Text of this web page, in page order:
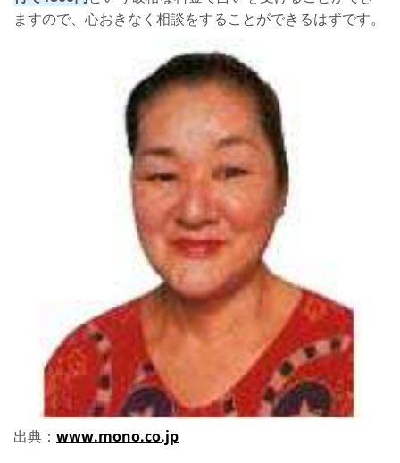
ますので、心おきなく相談をすることができるはずです。
出典： www.mono.co.jp